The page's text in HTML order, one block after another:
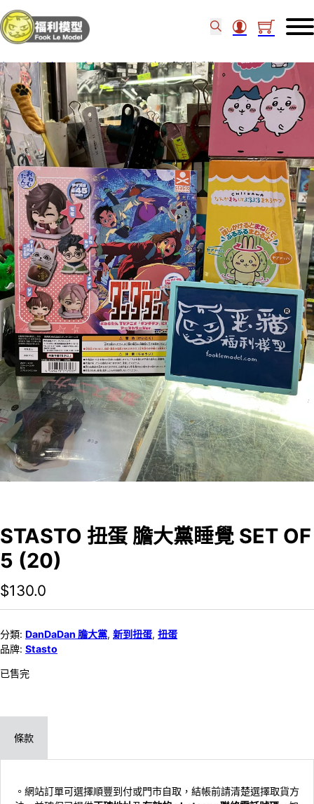
主頁 / 食玩扭蛋 / 扭蛋 / STASTO 扭蛋 膽大黨睡覺 SET OF 5 (20)
STASTO 扭蛋 膽大黨睡覺 SET OF
5 (20)
$130.0
分類: DanDaDan 膽大黨, 新到扭蛋, 扭蛋
品牌: Stasto
已售完
條款
。網站訂單可選擇順豐到付或門市自取，結帳前請清楚選擇取貨方